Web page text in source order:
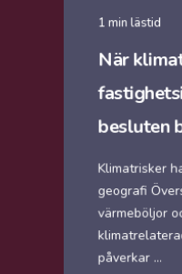
1 min lästid
När
besluten
Klimatrisker
geografi
värmeböljor
påverkar ...